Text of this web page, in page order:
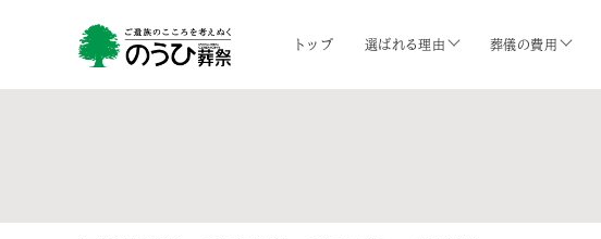
トップ 選ばれる理由 葬儀の費用